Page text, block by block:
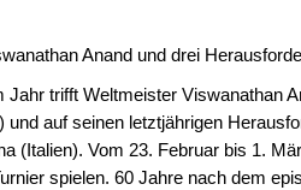
Anand und drei
trifft Weltmeister Viswanathan
auf seinen letztjährigen
(Italien). Vom 23. Februar bis 1.
spielen. 60 Jahre nach dem